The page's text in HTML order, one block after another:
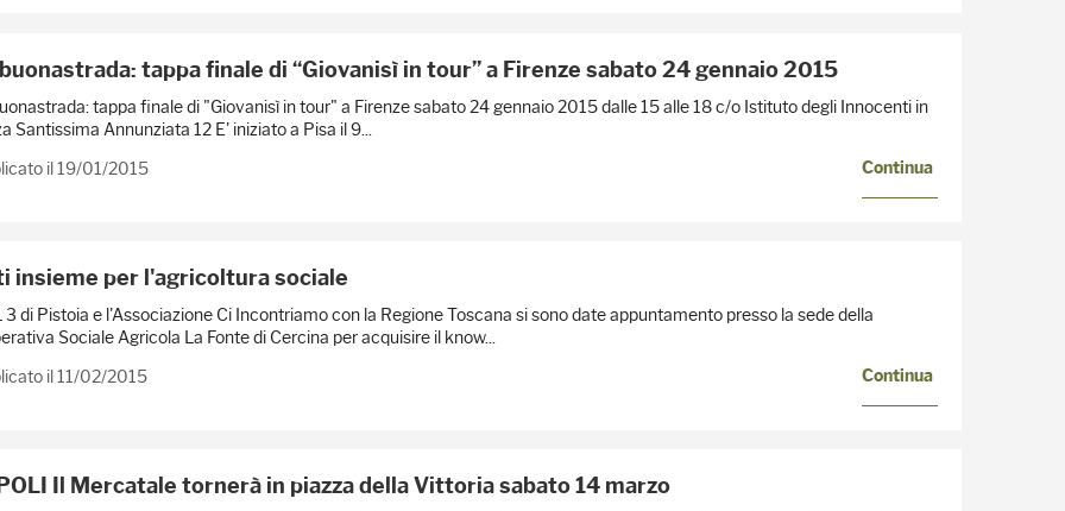
tappa finale di “Giovanisì in tour” a Firenze sabato 24 gennaio 2015
tappa finale di "Giovanisì in tour" a Firenze sabato 24 gennaio 2015 dalle 15 alle 18 c/o Istituto degli Innocenti in
Santissima Annunziata 12 E' iniziato a Pisa il 9...
il 19/01/2015
Continua
insieme per l'agricoltura sociale
3 di Pistoia e l'Associazione Ci Incontriamo con la Regione Toscana si sono date appuntamento presso la sede della
Sociale Agricola La Fonte di Cercina per acquisire il know...
il 11/02/2015
Continua
Il Mercatale tornerà in piazza della Vittoria sabato 14 marzo